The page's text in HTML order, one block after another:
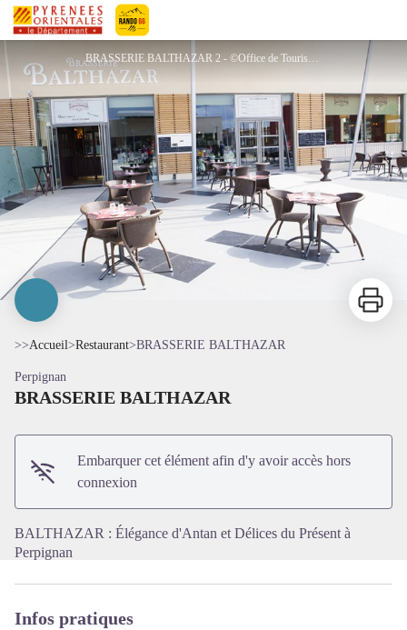
Pyrénées-Orientales Le Département
BRASSERIE BALTHAZAR
BRASSERIE BALTHAZAR 2 - ©Office de Tourisme Perpignan
Voir l'image en plein écran
Imprimer
>>Accueil>Restaurant>BRASSERIE BALTHAZAR
Perpignan
BRASSERIE BALTHAZAR
Embarquer cet élément afin d'y avoir accès hors
connexion
BALTHAZAR : Élégance d'Antan et Délices du Présent à
Perpignan
Infos pratiques